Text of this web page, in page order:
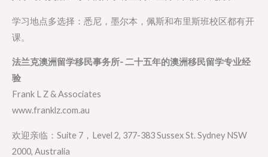
学习地点多选择：悉尼，墨尔本，佩斯和布里斯班校区都有开
课。
法兰克澳洲留学移民事务所- 二十五年的澳洲移民留学专业经
验
Frank L Z & Associates
www.franklz.com.au
欢迎亲临：Suite 7，Level 2, 377-383 Sussex St. Sydney NSW
2000, Australia